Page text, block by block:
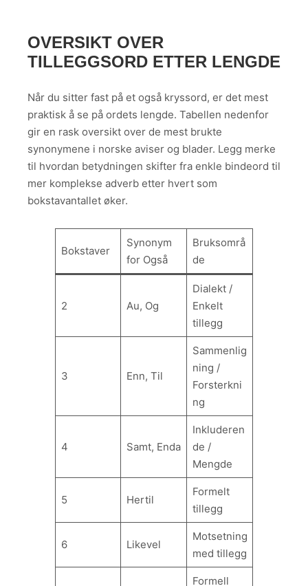
OVERSIKT OVER
TILLEGGSORD ETTER LENGDE
Når du sitter fast på et også kryssord, er det mest
praktisk å se på ordets lengde. Tabellen nedenfor
gir en rask oversikt over de mest brukte
synonymene i norske aviser og blader. Legg merke
til hvordan betydningen skifter fra enkle bindeord til
mer komplekse adverb etter hvert som
bokstavantallet øker.
Bokstaver
Synonym
for Også
Bruksområ
de
2 Au, Og
Dialekt /
Enkelt
tillegg
3 Enn, Til
Sammenlig
ning /
Forsterkni
ng
4 Samt, Enda
Inkluderen
de /
Mengde
5 Hertil
Formelt
tillegg
6 Likevel
Motsetning
med tillegg
Formell